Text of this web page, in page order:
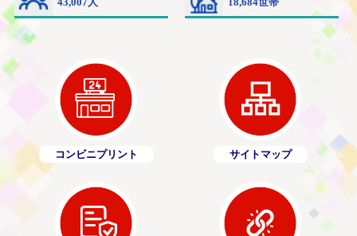
コンビニプリント サイトマップ